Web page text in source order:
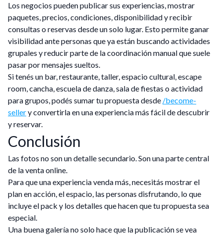
Los negocios pueden publicar sus experiencias, mostrar
paquetes, precios, condiciones, disponibilidad y recibir
consultas o reservas desde un solo lugar. Esto permite ganar
visibilidad ante personas que ya están buscando actividades
grupales y reducir parte de la coordinación manual que suele
pasar por mensajes sueltos.
Si tenés un bar, restaurante, taller, espacio cultural, escape
room, cancha, escuela de danza, sala de fiestas o actividad
para grupos, podés sumar tu propuesta desde /become-
sellery convertirla en una experiencia más fácil de descubrir
y reservar.
Conclusión
Las fotos no son un detalle secundario. Son una parte central
de la venta online.
Para que una experiencia venda más, necesitás mostrar el
plan en acción, el espacio, las personas disfrutando, lo que
incluye el pack y los detalles que hacen que tu propuesta sea
especial.
Una buena galería no solo hace que la publicación se vea